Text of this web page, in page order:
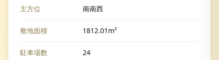
主方位 南南西
敷地面積 1812.01m²
駐車場数 24